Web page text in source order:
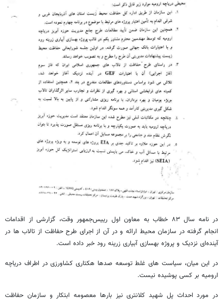
در نامه سال ۸۳ خطاب به معاون اول رییس‌جمهور وقت، گزارشی از اقدامات
انجام گرفته در سازمان محیط ارائه و در آن از اجرای طرح حفاظت از تالاب ها در
آینده‌ای نزدیک و پروژه بهسازی آبیاری زرینه رود خبر داده است.
در این میان، سیاست های غلط توسعه صدها هکتاری کشاورزی در اطراف دریاچه
ارومیه بر کسی پوشیده نیست.
در مورد احداث پل شهید کلانتری نیز بارها معصومه ابتکار و سازمان حفاظت